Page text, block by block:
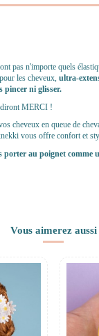
pas n'importe quels
les cheveux, ultra-
pincer ni glisser.
MERCI !
cheveux en queue de
vous offre confort et
porter au poignet comme
Vous aimerez aussi